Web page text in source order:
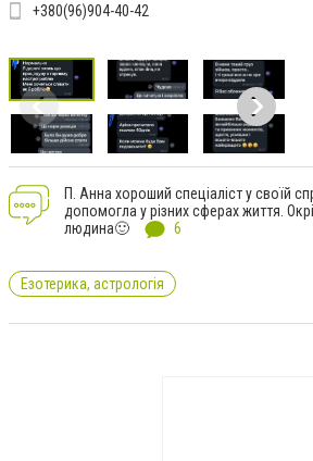
+380(96)904-40-42
П. Анна хороший спеціаліст у своїй
допомогла у різних сферах життя.
людина🙂
6
Езотерика, астрологія